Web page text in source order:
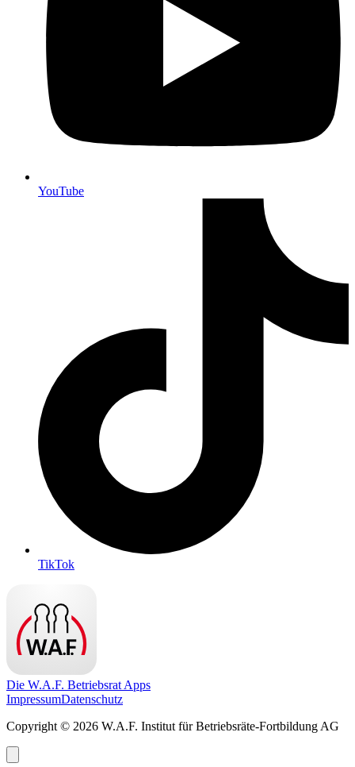
YouTube
TikTok
Die W.A.F. Betriebsrat Apps
ImpressumDatenschutz
Copyright © 2026 W.A.F. Institut für Betriebsräte-Fortbildung AG